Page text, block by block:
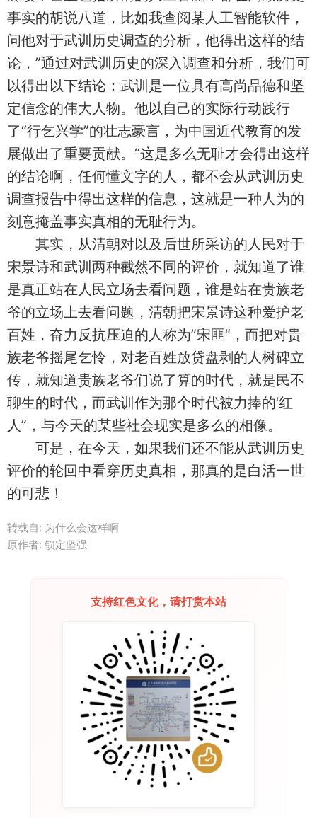
事实的胡说八道，比如我查阅某人工智能软件，
问他对于武训历史调查的分析，他得出这样的结
论，”通过对武训历史的深入调查和分析，我们可
以得出以下结论：武训是一位具有高尚品德和坚
定信念的伟大人物。他以自己的实际行动践行
了“行乞兴学”的壮志豪言，为中国近代教育的发
展做出了重要贡献。“这是多么无耻才会得出这样
的结论啊，任何懂文字的人，都不会从武训历史
调查报告中得出这样的信息，这就是一种人为的
刻意掩盖事实真相的无耻行为。
其实，从清朝对以及后世所采访的人民对于
宋景诗和武训两种截然不同的评价，就知道了谁
是真正站在人民立场去看问题，谁是站在贵族老
爷的立场上去看问题，清朝把宋景诗这种爱护老
百姓，奋力反抗压迫的人称为”宋匪“，而把对贵
族老爷摇尾乞怜，对老百姓放贷盘剥的人树碑立
传，就知道贵族老爷们说了算的时代，就是民不
聊生的时代，而武训作为那个时代被力捧的‘红
人”，与今天的某些社会现实是多么的相像。
可是，在今天，如果我们还不能从武训历史
评价的轮回中看穿历史真相，那真的是白活一世
的可悲！
转载自: 为什么会这样啊
原作者: 锁定坚强
支持红色文化，请打赏本站